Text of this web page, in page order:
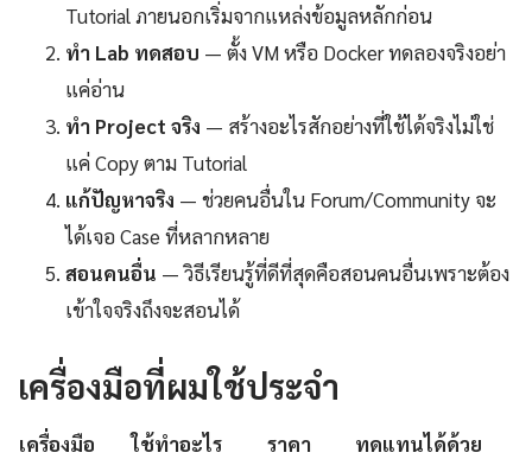
Tutorial ภายนอกเริ่มจากแหล่งข้อมูลหลักก่อน
ทำ Lab ทดสอบ — ตั้ง VM หรือ Docker ทดลองจริงอย่า
แค่อ่าน
ทำ Project จริง — สร้างอะไรสักอย่างที่ใช้ได้จริงไม่ใช่
แค่ Copy ตาม Tutorial
แก้ปัญหาจริง — ช่วยคนอื่นใน Forum/Community จะ
ได้เจอ Case ที่หลากหลาย
สอนคนอื่น — วิธีเรียนรู้ที่ดีที่สุดคือสอนคนอื่นเพราะต้อง
เข้าใจจริงถึงจะสอนได้
เครื่องมือที่ผมใช้ประจำ
เครื่องมือ ใช้ทำอะไร ราคา
ทดแทนได้ด้วย